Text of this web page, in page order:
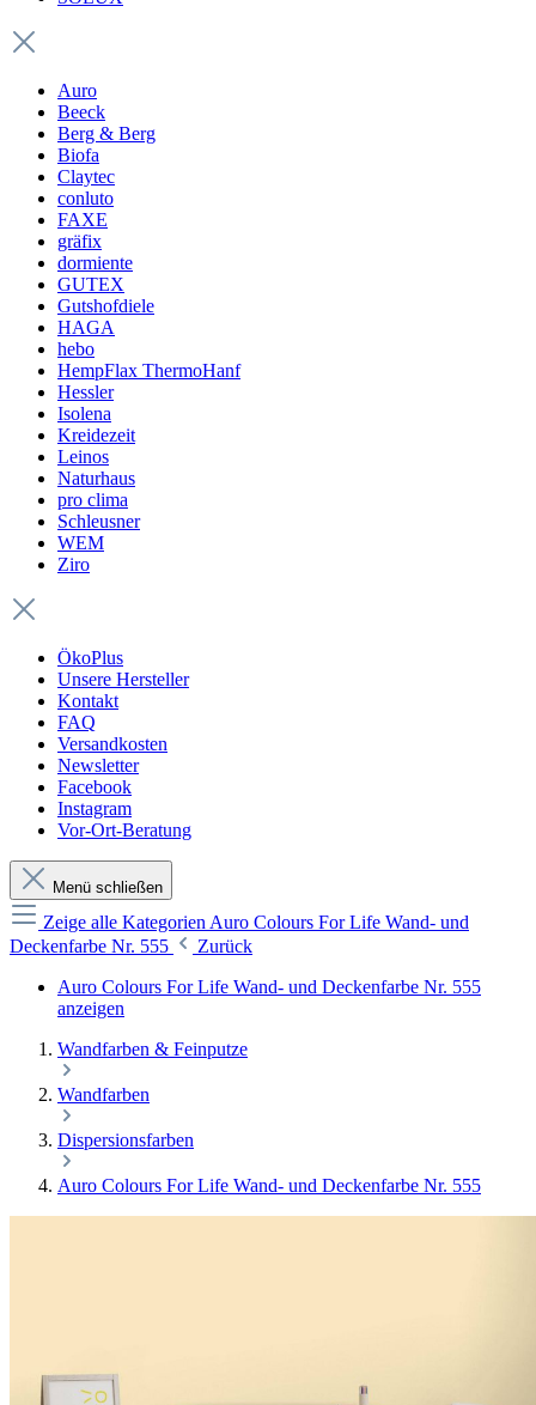
Auro
Beeck
Berg & Berg
Biofa
Claytec
conluto
FAXE
gräfix
dormiente
GUTEX
Gutshofdiele
HAGA
hebo
HempFlax ThermoHanf
Hessler
Isolena
Kreidezeit
Leinos
Naturhaus
pro clima
Schleusner
WEM
Ziro
ÖkoPlus
Unsere Hersteller
Kontakt
FAQ
Versandkosten
Newsletter
Facebook
Instagram
Vor-Ort-Beratung
Menü schließen
Zeige alle Kategorien Auro Colours For Life Wand- und
Deckenfarbe Nr. 555
Zurück
Auro Colours For Life Wand- und Deckenfarbe Nr. 555
anzeigen
Wandfarben & Feinputze
Wandfarben
Dispersionsfarben
Auro Colours For Life Wand- und Deckenfarbe Nr. 555